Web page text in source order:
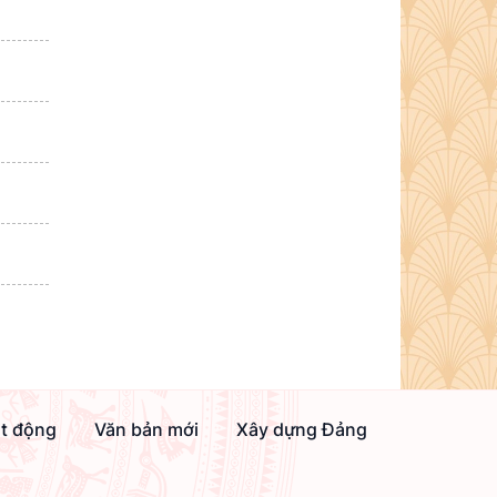
động Văn bản mới Xây dựng Đảng